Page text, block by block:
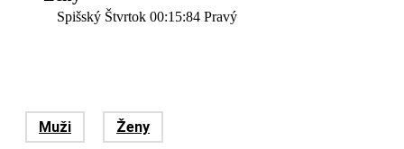
Spišský Štvrtok 00:15:84 Pravý
Muži Ženy